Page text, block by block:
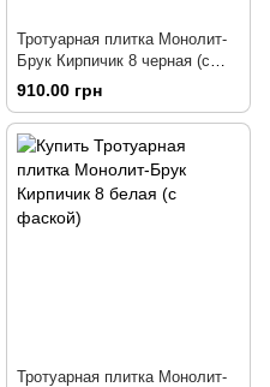
Тротуарная плитка Монолит-
Брук Кирпичик 8 черная (с
фаской)
910.00 грн
Тротуарная плитка Монолит-